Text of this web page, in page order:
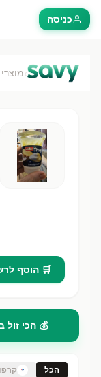
כניסה
›
🛒 הוסף
💰 הכי זול
הכל